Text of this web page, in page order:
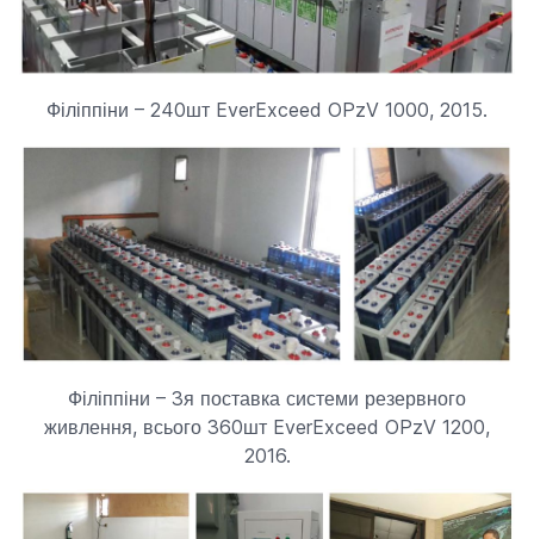
Філіппіни – 240шт EverExceed OPzV 1000, 2015.
Філіппіни – 3я поставка системи резервного
живлення, всього 360шт EverExceed OPzV 1200,
2016.